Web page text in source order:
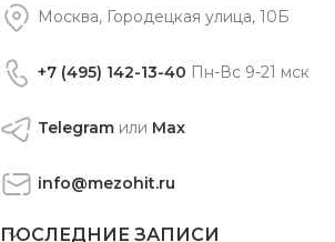
Москва, Городецкая улица, 10Б
+7 (495) 142-13-40 Пн-Вс 9-21 мск
Telegram или Max
info@mezohit.ru
ПОСЛЕДНИЕ ЗАПИСИ